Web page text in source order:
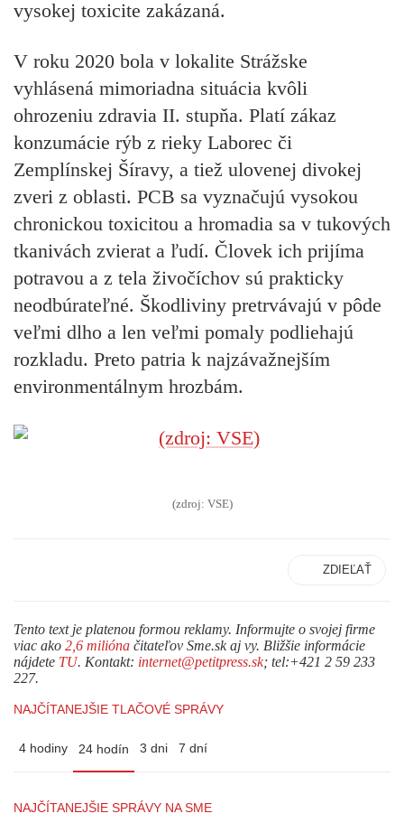
vysokej toxicite zakázaná.
V roku 2020 bola v lokalite Strážske
vyhlásená mimoriadna situácia kvôli
ohrozeniu zdravia II. stupňa. Platí zákaz
konzumácie rýb z rieky Laborec či
Zemplínskej Šíravy, a tiež ulovenej divokej
zveri z oblasti. PCB sa vyznačujú vysokou
chronickou toxicitou a hromadia sa v tukových
tkanivách zvierat a ľudí. Človek ich prijíma
potravou a z tela živočíchov sú prakticky
neodbúrateľné. Škodliviny pretrvávajú v pôde
veľmi dlho a len veľmi pomaly podliehajú
rozkladu. Preto patria k najzávažnejším
environmentálnym hrozbám.
(zdroj: VSE)
ZDIEĽAŤ
Tento text je platenou formou reklamy. Informujte o svojej firme
viac ako 2,6 milióna čitateľov Sme.sk aj vy. Bližšie informácie
nájdete TU. Kontakt: internet@petitpress.sk; tel:+421 2 59 233
227.
NAJČÍTANEJŠIE TLAČOVÉ SPRÁVY
4 hodiny 24 hodín 3 dni 7 dní
NAJČÍTANEJŠIE SPRÁVY NA SME